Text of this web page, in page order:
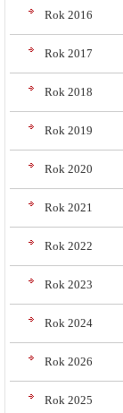
Rok 2016
Rok 2017
Rok 2018
Rok 2019
Rok 2020
Rok 2021
Rok 2022
Rok 2023
Rok 2024
Rok 2026
Rok 2025